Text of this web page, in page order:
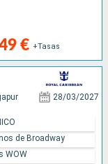
€ +Tasas
28/03/2027
de Broadway
WOW